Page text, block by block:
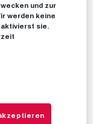
und zur
werden keine
sie.